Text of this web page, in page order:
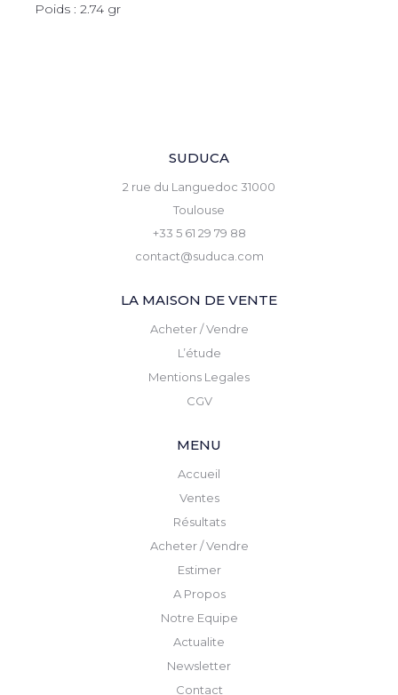
Poids : 2.74 gr
SUDUCA
2 rue du Languedoc 31000
Toulouse
+33 5 61 29 79 88
contact@suduca.com
LA MAISON DE VENTE
Acheter / Vendre
L’étude
Mentions Legales
CGV
MENU
Accueil
Ventes
Résultats
Acheter / Vendre
Estimer
A Propos
Notre Equipe
Actualite
Newsletter
Contact